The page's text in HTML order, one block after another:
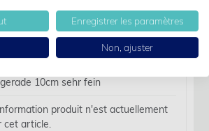
10cm sehr fein
produit n'est actuellement
cet article.
Enregistrer les paramètres
Non, ajuster